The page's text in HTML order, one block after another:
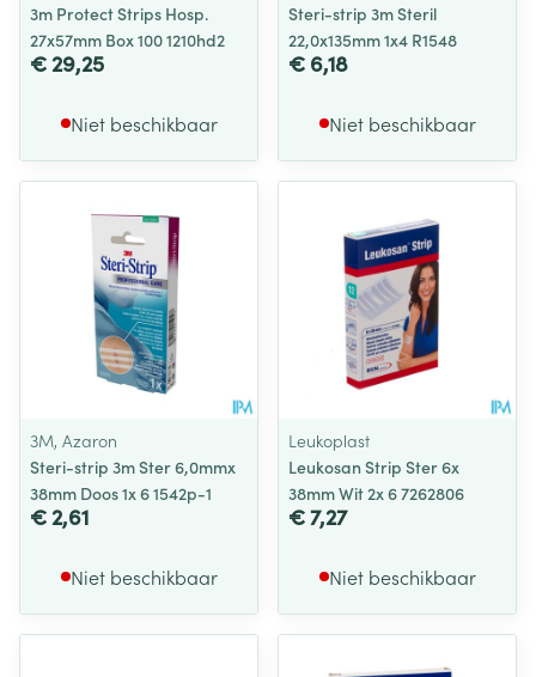
3m Protect Strips Hosp.
27x57mm Box 100 1210hd2
€ 29,25
Niet beschikbaar
Steri-strip 3m Steril
22,0x135mm 1x4 R1548
€ 6,18
Niet beschikbaar
3M, Azaron
Steri-strip 3m Ster 6,0mmx
38mm Doos 1x 6 1542p-1
€ 2,61
Niet beschikbaar
Leukoplast
Leukosan Strip Ster 6x
38mm Wit 2x 6 7262806
€ 7,27
Niet beschikbaar